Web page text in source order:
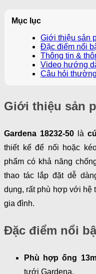
Mục lục
Giới thiệu sản
Đặc điểm nổi
Thông tin &
Video hướng
Câu hỏi
Giới thiệu sản
Gardena 18232-50 là
thiết kế để nối hoặc
phẩm có khả năng
thao tác lắp đặt dễ
dụng, rất phù hợp với hệ
gia đình.
Đặc điểm nổi
Phù hợp ống
tưới Gardena.